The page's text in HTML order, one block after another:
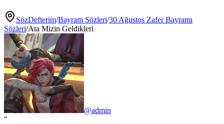
SözDefterim/Bayram Sözleri/30 Ağustos Zafer Bayramı
Sözleri/Ata Mizin Geldikleri
@admin
"